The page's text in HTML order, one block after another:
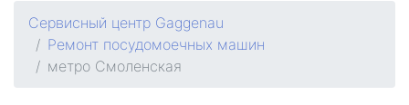
Сервисный центр Gaggenau
Ремонт посудомоечных машин
метро Смоленская